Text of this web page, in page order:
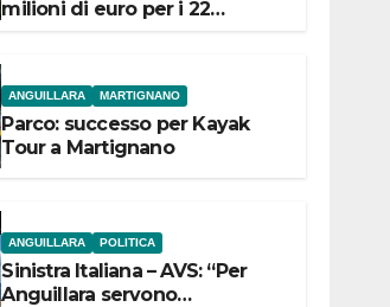
milioni di euro per i 22
ANGUILLARA MARTIGNANO
Parco: successo per Kayak
Tour a Martignano
ANGUILLARA POLITICA
Sinistra Italiana – AVS: “Per
Anguillara servono